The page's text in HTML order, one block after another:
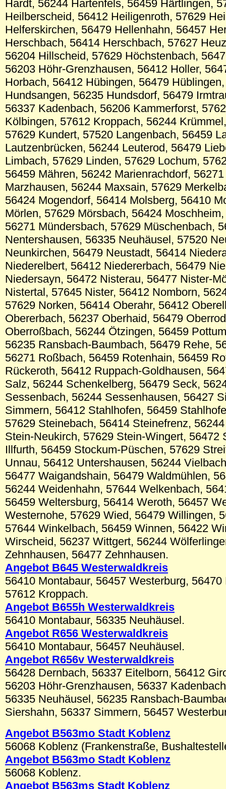
Hardt, 56244 Hartenfels, 56459 Härtlingen,
Heilberscheid, 56412 Heiligenroth, 57629
Helferskirchen, 56479 Hellenhahn, 56457
Herschbach, 56414 Herschbach, 57627
56204 Hillscheid, 57629 Höchstenbach,
56203 Höhr-Grenzhausen, 56412 Holler,
Horbach, 56412 Hübingen, 56479
Hundsangen, 56235 Hundsdorf, 56479
56337 Kadenbach, 56206 Kammerforst,
Kölbingen, 57612 Kroppach, 56244
57629 Kundert, 57520 Langenbach, 56459
Lautzenbrücken, 56244 Leuterod, 56479
Limbach, 57629 Linden, 57629 Lochum,
56459 Mähren, 56242 Marienrachdorf,
Marzhausen, 56244 Maxsain, 57629
56424 Mogendorf, 56414 Molsberg, 56410
Mörlen, 57629 Mörsbach, 56424
56271 Mündersbach, 57629 Müschenbach,
Nentershausen, 56335 Neuhäusel, 57520
Neunkirchen, 56479 Neustadt, 56414
Niederelbert, 56412 Niedererbach, 56479
Niedersayn, 56472 Nisterau, 56477 Nister-
Nistertal, 57645 Nister, 56412 Nomborn,
57629 Norken, 56414 Oberahr, 56412
Obererbach, 56237 Oberhaid, 56479
Oberroßbach, 56244 Ötzingen, 56459
56235 Ransbach-Baumbach, 56479 Rehe,
56271 Roßbach, 56459 Rotenhain, 56459
Rückeroth, 56412 Ruppach-Goldhausen,
Salz, 56244 Schenkelberg, 56479 Seck,
Sessenbach, 56244 Sessenhausen, 56427
Simmern, 56412 Stahlhofen, 56459
57629 Steinebach, 56414 Steinefrenz,
Stein-Neukirch, 57629 Stein-Wingert, 56472
Illfurth, 56459 Stockum-Püschen, 57629
Unnau, 56412 Untershausen, 56244
56477 Waigandshain, 56479 Waldmühlen,
56244 Weidenhahn, 57644 Welkenbach,
56459 Weltersburg, 56414 Weroth, 56457
Westernohe, 57629 Wied, 56479 Willingen,
57644 Winkelbach, 56459 Winnen, 56422
Wirscheid, 56237 Wittgert, 56244
Zehnhausen, 56477 Zehnhausen.
Angebot B645 Westerwaldkreis
56410 Montabaur, 56457 Westerburg,
57612 Kroppach.
Angebot B655h Westerwaldkreis
56410 Montabaur, 56335 Neuhäusel.
Angebot R656 Westerwaldkreis
56410 Montabaur, 56457 Neuhäusel.
Angebot R656v Westerwaldkreis
56428 Dernbach, 56337 Eitelborn, 56412
56203 Höhr-Grenzhausen, 56337
56335 Neuhäusel, 56235 Ransbach-
Siershahn, 56337 Simmern, 56457
Angebot B563mo Stadt Koblenz
56068 Koblenz (Frankenstraße,
Angebot B563mo Stadt Koblenz
56068 Koblenz.
Angebot B563ms Stadt Koblenz